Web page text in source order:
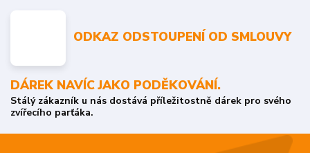
ODKAZ ODSTOUPENÍ OD SMLOUVY
DÁREK NAVÍC JAKO PODĚKOVÁNÍ.
Stálý zákazník u nás dostává příležitostně dárek pro svého
zvířecího parťáka.